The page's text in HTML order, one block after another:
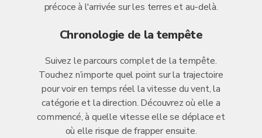
précoce à l'arrivée sur les terres et au-delà.
Chronologie de la tempête
Suivez le parcours complet de la tempête.
Touchez n’importe quel point sur la trajectoire
pour voir en temps réel la vitesse du vent, la
catégorie et la direction. Découvrez où elle a
commencé, à quelle vitesse elle se déplace et
où elle risque de frapper ensuite.